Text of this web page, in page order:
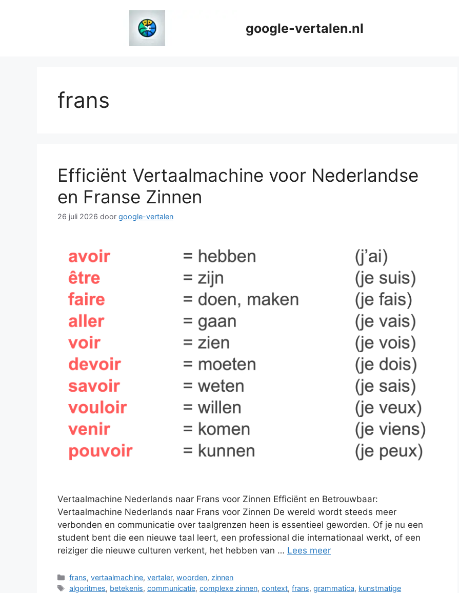
google-vertalen.nl
frans
Efficiënt Vertaalmachine voor Nederlandse
en Franse Zinnen
26 juli 2026 door google-vertalen
Vertaalmachine Nederlands naar Frans voor Zinnen Efficiënt en Betrouwbaar:
Vertaalmachine Nederlands naar Frans voor Zinnen De wereld wordt steeds meer
verbonden en communicatie over taalgrenzen heen is essentieel geworden. Of je nu een
student bent die een nieuwe taal leert, een professional die internationaal werkt, of een
reiziger die nieuwe culturen verkent, het hebben van … Lees meer
Categorieën
frans,vertaalmachine,vertaler,woorden, zinnen
Tags
algoritmes, betekenis,communicatie,complexe zinnen,context,frans,grammatica, kunstmatige